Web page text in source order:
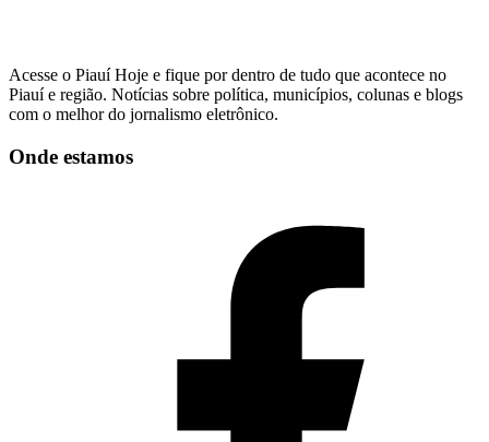
Acesse o Piauí Hoje e fique por dentro de tudo que acontece no
Piauí e região. Notícias sobre política, municípios, colunas e blogs
com o melhor do jornalismo eletrônico.
Onde estamos